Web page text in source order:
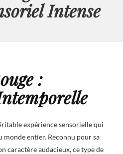
Intense
:
expérience sensorielle qui
monde entier. Reconnu pour sa
caractère audacieux, ce type de